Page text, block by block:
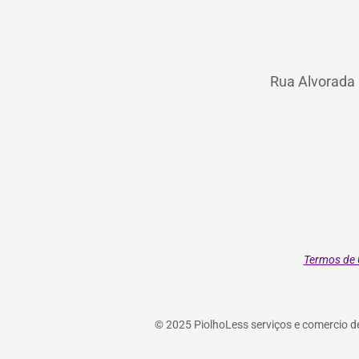
Rua
Termos de
© 2025 PiolhoLess serviços e comercio